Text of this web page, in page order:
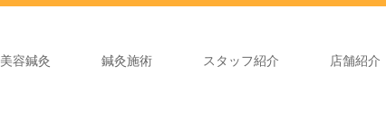
美容鍼灸 鍼灸施術 スタッフ紹介 店舗紹介